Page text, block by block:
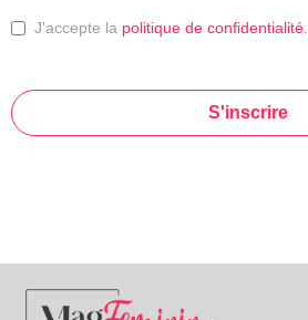
J'accepte la politique de confidentialité.
S'inscrire